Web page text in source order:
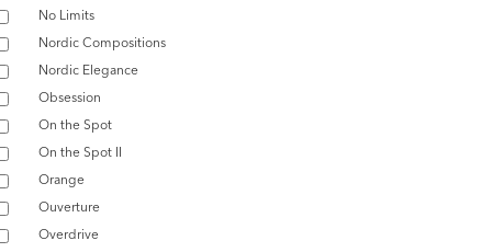
No Limits
Nordic Compositions
Nordic Elegance
Obsession
On the Spot
On the Spot II
Orange
Ouverture
Overdrive